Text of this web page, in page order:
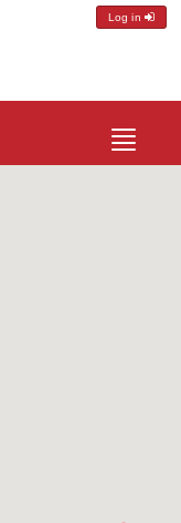
Log in
Toggle